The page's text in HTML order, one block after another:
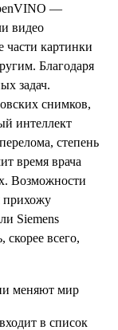
—
видео
части картинки
Благодаря
задач.
снимков,
интеллект
степень
время врача
Возможности
прихожу
Siemens
скорее всего,
в список